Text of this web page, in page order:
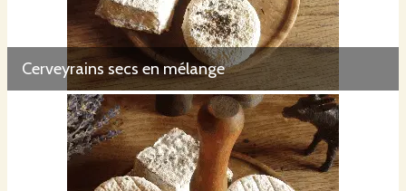
Cerveyrains secs en mélange